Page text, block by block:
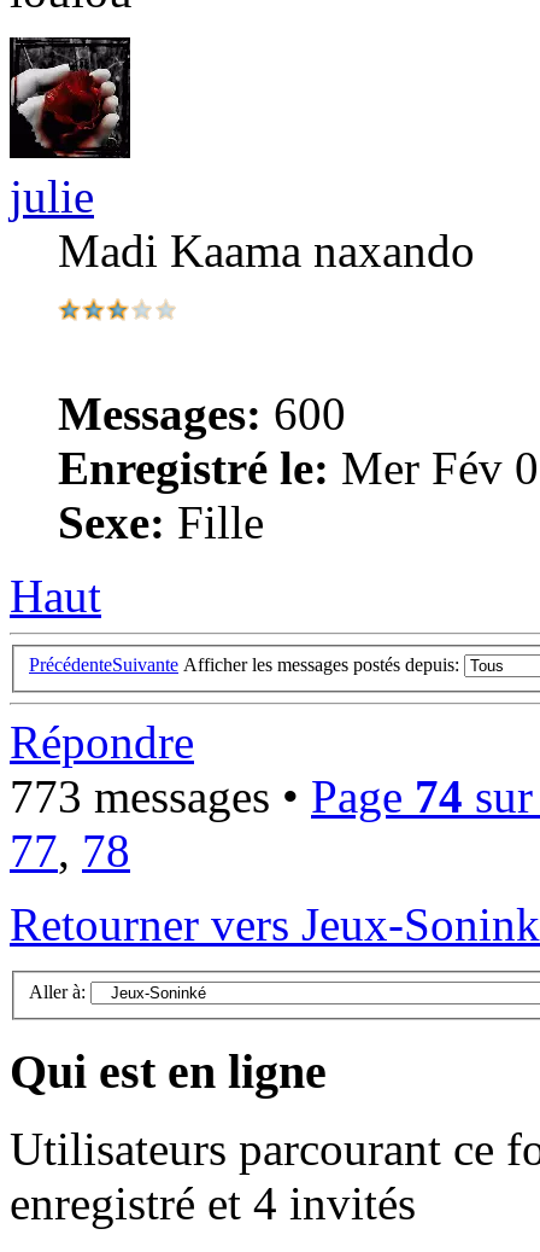
julie
Madi Kaama naxando
Messages: 600
Enregistré le: Mer Fév
Sexe: Fille
Haut
PrécédenteSuivante Afficher les messages postés depuis:
Répondre
773 messages • Page 74
77, 78
Retourner vers Jeux-
Aller à:
Qui est en ligne
Utilisateurs parcourant ce
enregistré et 4 invités